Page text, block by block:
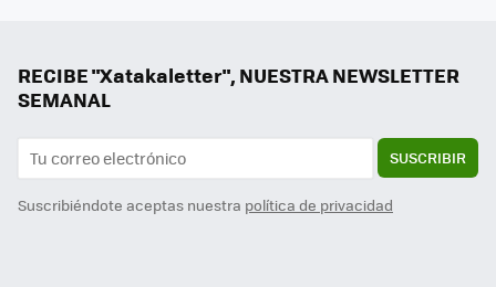
RECIBE "Xatakaletter", NUESTRA NEWSLETTER
SEMANAL
SUSCRIBIR
Suscribiéndote aceptas nuestra política de privacidad